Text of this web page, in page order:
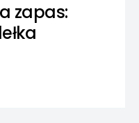
zapas: